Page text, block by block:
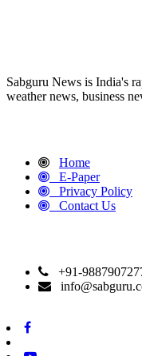
Sabguru News is India's
weather news, business
Home
E-Paper
Privacy Policy
Contact Us
+91-